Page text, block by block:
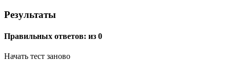
Результаты
Правильных ответов: из 0
Начать тест заново